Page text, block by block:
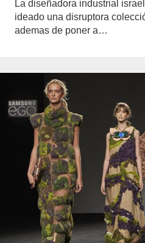
La diseñadora industrial
ideado una disruptora
ademas de poner a…